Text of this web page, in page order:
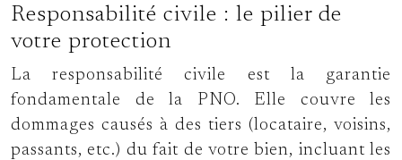
Responsabilité civile : le pilier de
votre protection
La responsabilité civile est la garantie
fondamentale de la PNO. Elle couvre les
dommages causés à des tiers (locataire, voisins,
passants, etc.) du fait de votre bien, incluant les